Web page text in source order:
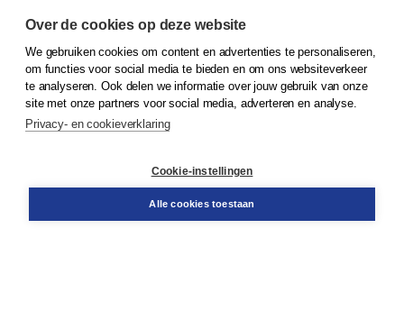
© 2026Koninklijke Boom uitgevers
Klantenservice
Service & informatie
Contact
Over de cookies op deze website
We gebruiken cookies om content en advertenties te personaliseren,
om functies voor social media te bieden en om ons websiteverkeer
te analyseren. Ook delen we informatie over jouw gebruik van onze
site met onze partners voor social media, adverteren en analyse.
Privacy- en cookieverklaring
Cookie-instellingen
Alle cookies toestaan